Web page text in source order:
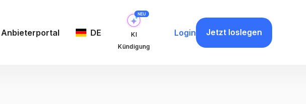
Anbieterportal DE
KI
Kündigung
Login Jetzt loslegen